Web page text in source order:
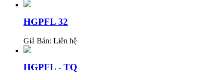
HGPFL 32
Giá Bán: Liên hệ
HGPFL - TQ